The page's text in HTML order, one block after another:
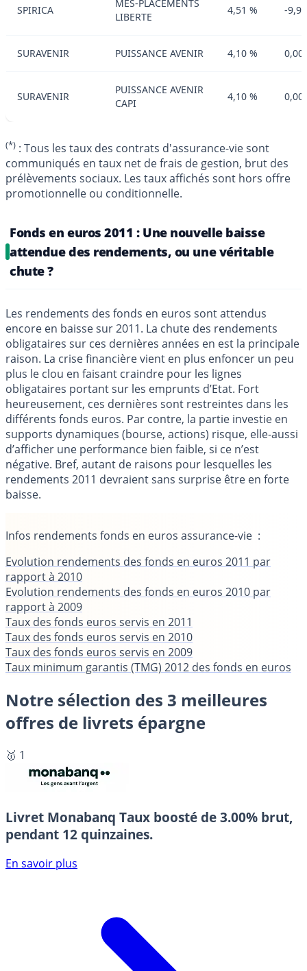
SPIRICA
MES-PLACEMENTS
LIBERTE
4,51 % -
SURAVENIR PUISSANCE AVENIR 4,10 %
SURAVENIR
PUISSANCE AVENIR
CAPI
4,10 %
(*) : Tous les taux des contrats d'assurance-vie sont
communiqués en taux net de frais de gestion, brut des
prélèvements sociaux. Les taux affichés sont hors offre
promotionnelle ou conditionnelle.
Fonds en euros 2011 : Une nouvelle baisse
attendue des rendements, ou une véritable
chute ?
Les rendements des fonds en euros sont attendus
encore en baisse sur 2011. La chute des rendements
obligataires sur ces dernières années en est la principale
raison. La crise financière vient en plus enfoncer un peu
plus le clou en faisant craindre pour les lignes
obligataires portant sur les emprunts d’Etat. Fort
heureusement, ces dernières sont restreintes dans les
différents fonds euros. Par contre, la partie investie en
supports dynamiques (bourse, actions) risque, elle-aussi
d’afficher une performance bien faible, si ce n’est
négative. Bref, autant de raisons pour lesquelles les
rendements 2011 devraient sans surprise être en forte
baisse.
Infos rendements fonds en euros assurance-vie :
Evolution rendements des fonds en euros 2011 par
rapport à 2010
Evolution rendements des fonds en euros 2010 par
rapport à 2009
Taux des fonds euros servis en 2011
Taux des fonds euros servis en 2010
Taux des fonds euros servis en 2009
Taux minimum garantis (TMG) 2012 des fonds en euros
Notre sélection des 3 meilleures
offres de livrets épargne
🥇 1
Livret Monabanq Taux boosté de 3.00% brut,
pendant 12 quinzaines.
En savoir plus